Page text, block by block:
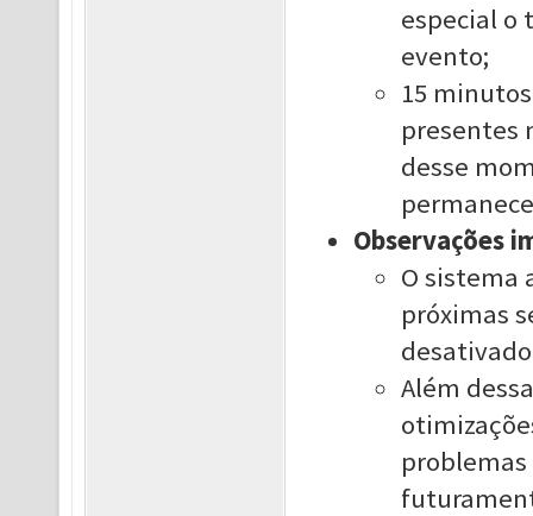
especial o
evento;
15
presentes
desse
Observações
O sistema
próximas
Além